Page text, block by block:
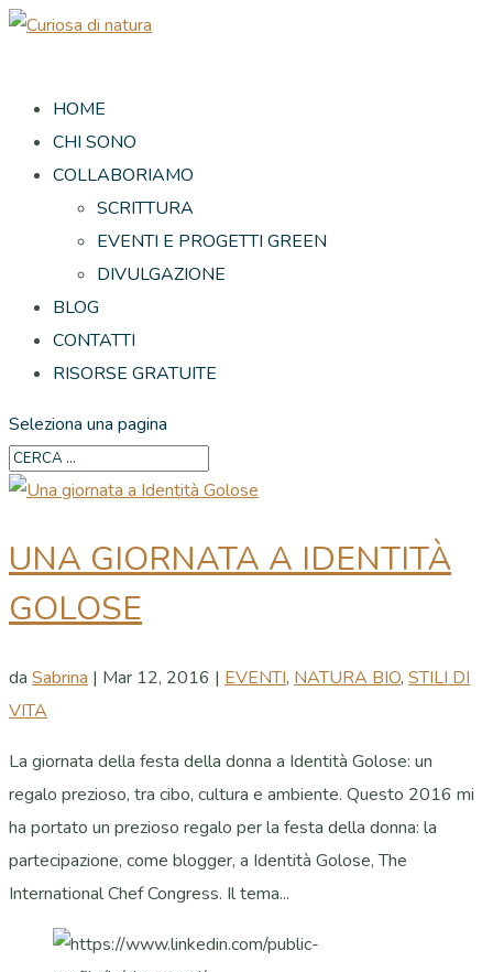
HOME
CHI SONO
COLLABORIAMO
SCRITTURA
EVENTI E PROGETTI GREEN
DIVULGAZIONE
BLOG
CONTATTI
RISORSE GRATUITE
Seleziona una pagina
UNA GIORNATA A IDENTITÀ
GOLOSE
da Sabrina | Mar 12, 2016 | EVENTI, NATURA BIO, STILI DI
VITA
La giornata della festa della donna a Identità Golose: un
regalo prezioso, tra cibo, cultura e ambiente. Questo 2016 mi
ha portato un prezioso regalo per la festa della donna: la
partecipazione, come blogger, a Identità Golose, The
International Chef Congress. Il tema...